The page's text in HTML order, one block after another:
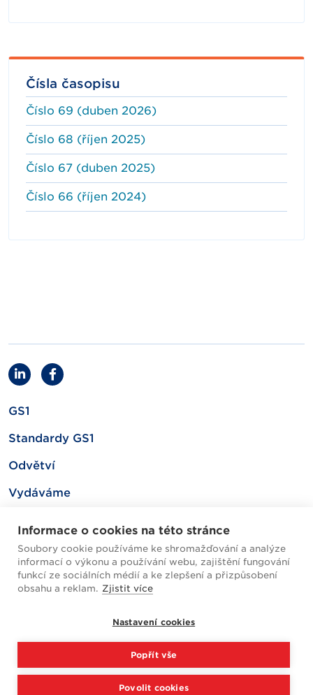
Čísla časopisu
Číslo 69 (duben 2026)
Číslo 68 (říjen 2025)
Číslo 67 (duben 2025)
Číslo 66 (říjen 2024)
GS1
Standardy GS1
Odvětví
Vydáváme
Mapa webu
2026 © GS1 Czech Republic
Informace o cookies na této stránce
Soubory cookie používáme ke shromažďování a analýze
informací o výkonu a používání webu, zajištění fungování
funkcí ze sociálních médií a ke zlepšení a přizpůsobení
obsahu a reklam. Zjistit více
Nastavení cookies
Popřít vše
Povolit cookies